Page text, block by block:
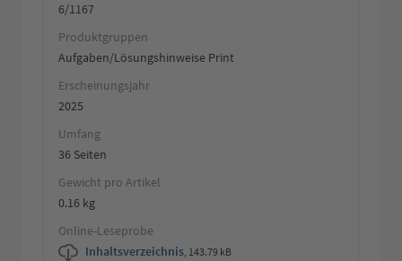
6/1167
Produktgruppen
Aufgaben/Lösungshinweise Print
Erscheinungsjahr
2025
Umfang
36 Seiten
Gewicht pro Artikel
0.16 kg
Online-Leseprobe
Inhaltsverzeichnis, 143.79 kB